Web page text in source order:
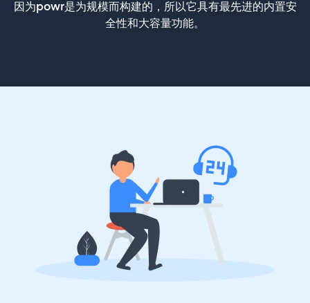
因为powr是为规模而构建的，所以它具有最先进的内置安
全性和大容量功能。